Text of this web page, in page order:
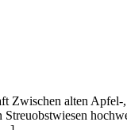
Zwischen alten